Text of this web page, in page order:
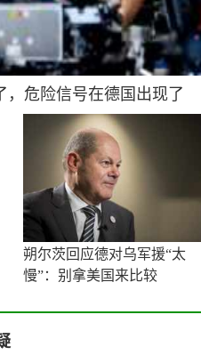
，危险信号在德国出现了
朔尔茨回应德对乌军援“太
慢”：别拿美国来比较